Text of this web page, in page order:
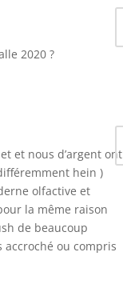
2020 ?
et nous d’argent ont
hein )
olfactive et
la même raison
de beaucoup
accroché ou compris